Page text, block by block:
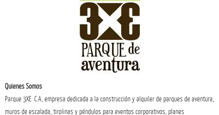
Quienes Somos
Parque 3XE C.A, empresa dedicada a la construcción y alquiler de parques de aventura,
muros de escalada, tirolinas y péndulos para eventos corporativos, planes